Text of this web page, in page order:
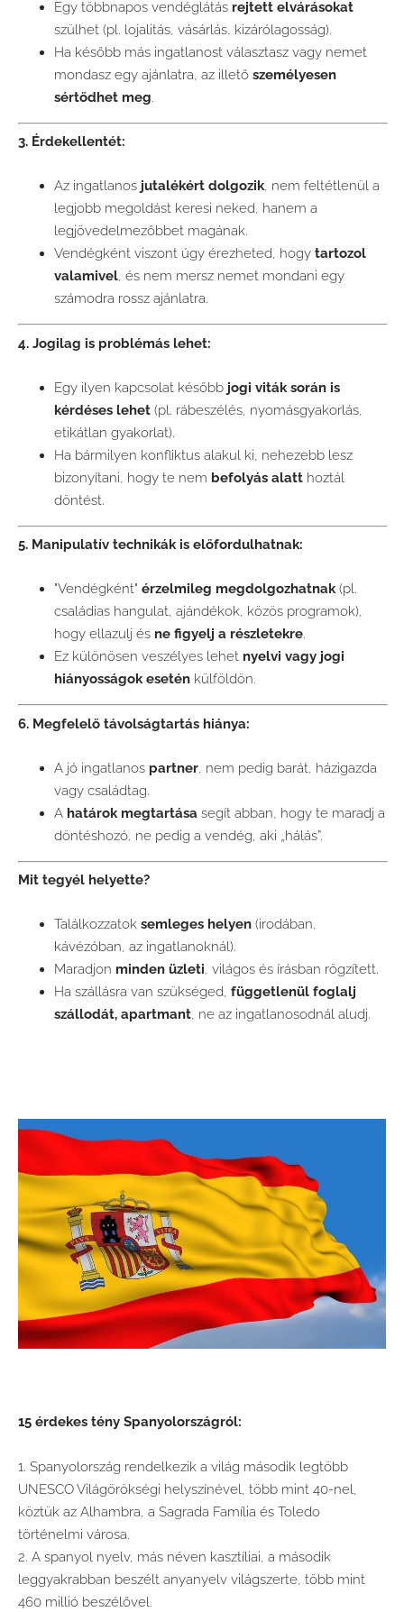
Egy többnapos vendéglátás rejtett elvárásokat
szülhet (pl. lojalitás, vásárlás, kizárólagosság).
Ha később más ingatlanost választasz vagy nemet
mondasz egy ajánlatra, az illető személyesen
sértődhet meg.
3. Érdekellentét:
Az ingatlanos jutalékért dolgozik, nem feltétlenül a
legjobb megoldást keresi neked, hanem a
legjövedelmezőbbet magának.
Vendégként viszont úgy érezheted, hogy tartozol
valamivel, és nem mersz nemet mondani egy
számodra rossz ajánlatra.
4. Jogilag is problémás lehet:
Egy ilyen kapcsolat később jogi viták során is
kérdéses lehet (pl. rábeszélés, nyomásgyakorlás,
etikátlan gyakorlat).
Ha bármilyen konfliktus alakul ki, nehezebb lesz
bizonyítani, hogy te nem befolyás alatt hoztál
döntést.
5. Manipulatív technikák is előfordulhatnak:
"Vendégként" érzelmileg megdolgozhatnak(pl.
családias hangulat, ajándékok, közös programok),
hogy ellazulj és ne figyelj a részletekre.
Ez különösen veszélyes lehet nyelvi vagy jogi
hiányosságok esetén külföldön.
6. Megfelelő távolságtartás hiánya:
A jó ingatlanos partner, nem pedig barát, házigazda
vagy családtag.
A határok megtartása segít abban, hogy te maradj a
döntéshozó, ne pedig a vendég, aki „hálás”.
Mit tegyél helyette?
Találkozzatok semleges helyen (irodában,
kávézóban, az ingatlanoknál).
Maradjon minden üzleti, világos és írásban rögzített.
Ha szállásra van szükséged, függetlenül foglalj
szállodát, apartmant, ne az ingatlanosodnál aludj.
15 érdekes tény Spanyolországról:
1. Spanyolország rendelkezik a világ második legtöbb
UNESCO Világörökségi helyszínével, több mint 40-nel,
köztük az Alhambra, a Sagrada Família és Toledo
történelmi városa.
2. A spanyol nyelv, más néven kasztíliai, a második
leggyakrabban beszélt anyanyelv világszerte, több mint
460 millió beszélővel.